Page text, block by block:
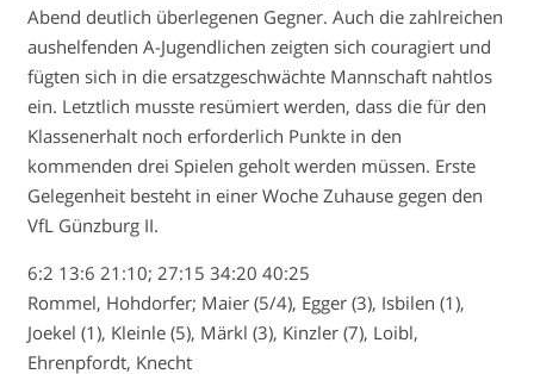
Abend deutlich überlegenen Gegner. Auch die zahlreichen
aushelfenden A-Jugendlichen zeigten sich couragiert und
fügten sich in die ersatzgeschwächte Mannschaft nahtlos
ein. Letztlich musste resümiert werden, dass die für den
Klassenerhalt noch erforderlich Punkte in den
kommenden drei Spielen geholt werden müssen. Erste
Gelegenheit besteht in einer Woche Zuhause gegen den
VfL Günzburg II.
6:2 13:6 21:10; 27:15 34:20 40:25
Rommel, Hohdorfer; Maier (5/4), Egger (3), Isbilen (1),
Joekel (1), Kleinle (5), Märkl (3), Kinzler (7), Loibl,
Ehrenpfordt, Knecht